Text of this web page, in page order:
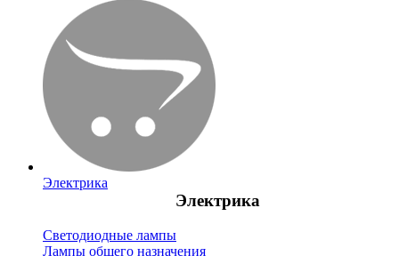
Электрика
Электрика
Светодиодные лампы
Лампы общего назначения